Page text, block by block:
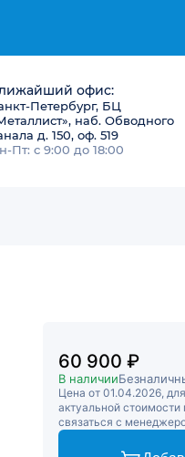
офис:
Петербург, БЦ
наб. Обводного
д. 150, оф. 519
Пт: с 9:00 до 18:00
60 900 ₽
В наличии
Цена от 01.04.2026,
актуальной стоимости
связаться с